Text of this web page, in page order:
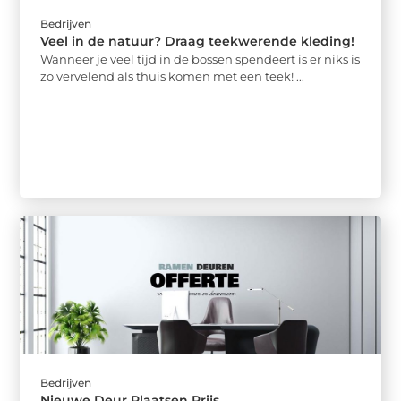
Bedrijven
Veel in de natuur? Draag teekwerende kleding!
Wanneer je veel tijd in de bossen spendeert is er niks is
zo vervelend als thuis komen met een teek! ...
Bedrijven